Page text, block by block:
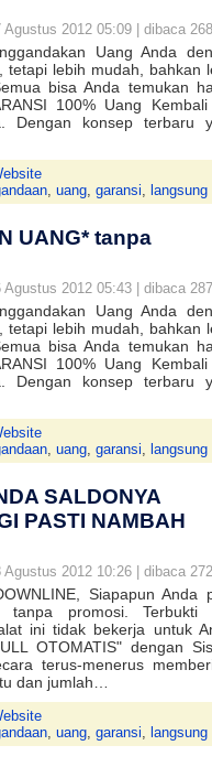
Agustus 2012 05:09 | dibaca
Uang Anda
tetapi lebih mudah, bahkan
bisa Anda temukan
100% Uang
Dengan konsep terbaru
, uang, garansi, langsung
UANG* tanpa
Agustus 2012 05:43 | dibaca
Uang Anda
tetapi lebih mudah, bahkan
bisa Anda temukan
100% Uang
Dengan konsep terbaru
, uang, garansi, langsung
SALDONYA
PASTI NAMBAH
Agustus 2012 10:26 | dibaca
Siapapun Anda
tanpa promosi. Terbukti
ini tidak bekerja untuk
OTOMATIS" dengan
terus-menerus
dan jumlah…
, uang, garansi, langsung